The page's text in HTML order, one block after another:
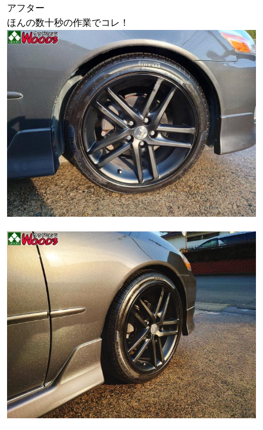
アフター
ほんの数十秒の作業でコレ！